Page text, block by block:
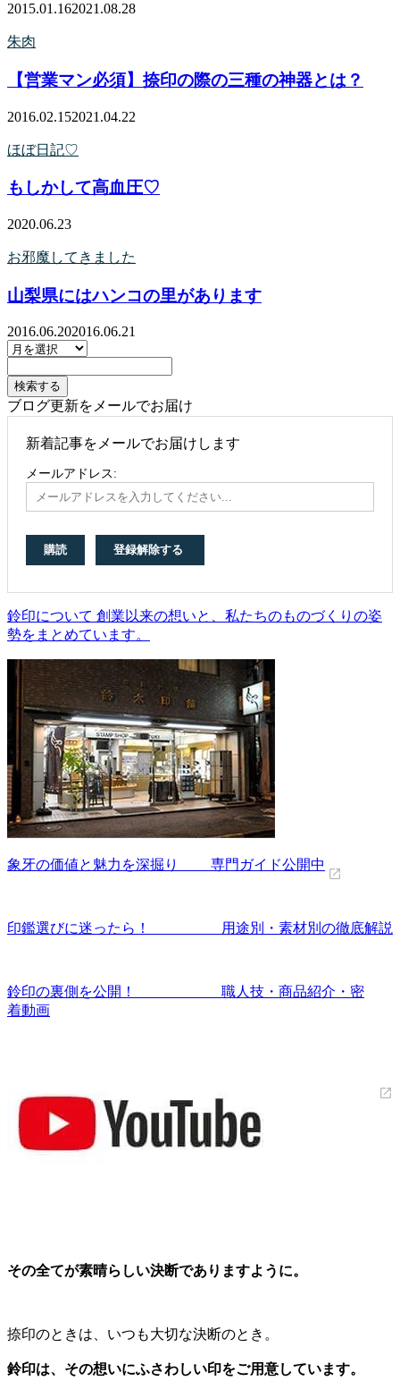
2015.01.162021.08.28
朱肉
【営業マン必須】捺印の際の三種の神器とは？
2016.02.152021.04.22
ほぼ日記♡
もしかして高血圧♡
2020.06.23
お邪魔してきました
山梨県にはハンコの里があります
2016.06.202016.06.21
ブログ更新をメールでお届け
新着記事をメールでお届けします
メールアドレス:
鈴印について 創業以来の想いと、私たちのものづくりの姿
勢をまとめています。
象牙の価値と魅力を深掘り 専門ガイド公開中
印鑑選びに迷ったら！ 用途別・素材別の徹底解説
鈴印の裏側を公開！ 職人技・商品紹介・密
着動画
その全てが素晴らしい決断でありますように。
捺印のときは、いつも大切な決断のとき。
鈴印は、その想いにふさわしい印をご用意しています。